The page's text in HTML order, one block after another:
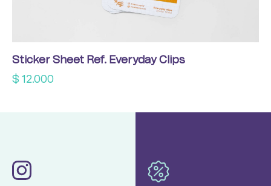
Sticker Sheet Ref. Everyday Clips
$ 12.000